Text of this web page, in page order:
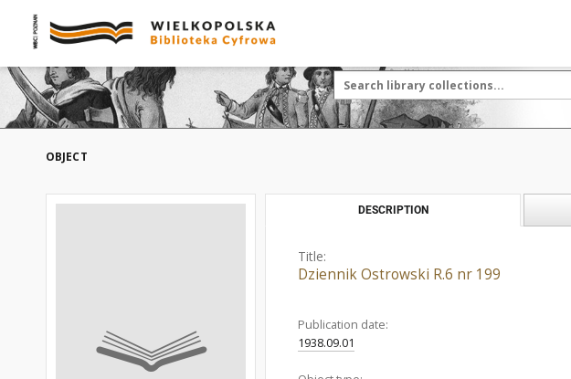
OBJECT
DESCRIPTION
Title:
Dziennik Ostrowski R.6 nr 199
Publication date:
1938.09.01